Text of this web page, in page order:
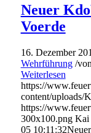
Neuer
Voerde
16. Dezember
Wehrführung /von
Weiterlesen
https://
content/uploads/
https://
300x100.png Kai
05 10:11:32